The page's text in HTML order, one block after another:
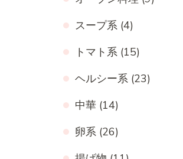
スープ系 (4)
トマト系 (15)
ヘルシー系 (23)
中華 (14)
卵系 (26)